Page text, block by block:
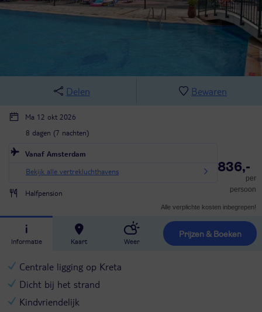
Delen Bewaren
Ma 12 okt 2026
8 dagen (7 nachten)
Vanaf Amsterdam
Bekijk alle vertrekluchthavens
Halfpension
836,-
per
persoon
Alle verplichte kosten inbegrepen!
Informatie Kaart Weer
Prijzen & Boeken
Centrale ligging op Kreta
Dicht bij het strand
Kindvriendelijk